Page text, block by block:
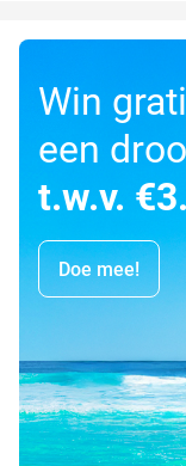
Win
een
t.w.v.
Doe mee!